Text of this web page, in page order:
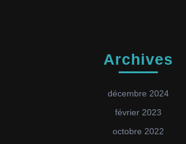
Archives
décembre 2024
février 2023
octobre 2022